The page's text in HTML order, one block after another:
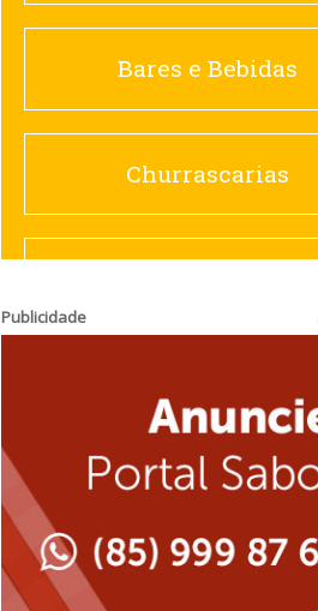
Churrascarias
Comida saudável
Contemporânea
Espanhola
Francesa
Bares e Bebidas
Churrascarias
Sanduicherias
Publicidade